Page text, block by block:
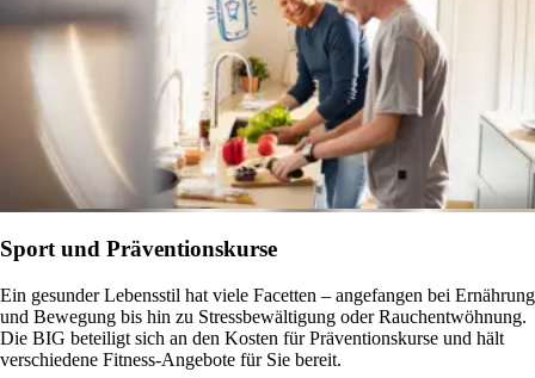
Sport und Präventionskurse
Ein gesunder Lebensstil hat viele Facetten – angefangen bei Ernährung
und Bewegung bis hin zu Stressbewältigung oder Rauchentwöhnung.
Die BIG beteiligt sich an den Kosten für Präventionskurse und hält
verschiedene Fitness-Angebote für Sie bereit.